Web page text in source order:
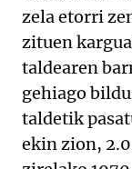
zela etorri
zituen
taldearen
gehiago
taldetik
ekin zion,